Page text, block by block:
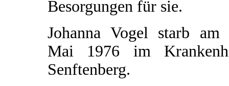
Besorgungen für sie.
Johanna Vogel starb am
Mai 1976 im
Senftenberg.